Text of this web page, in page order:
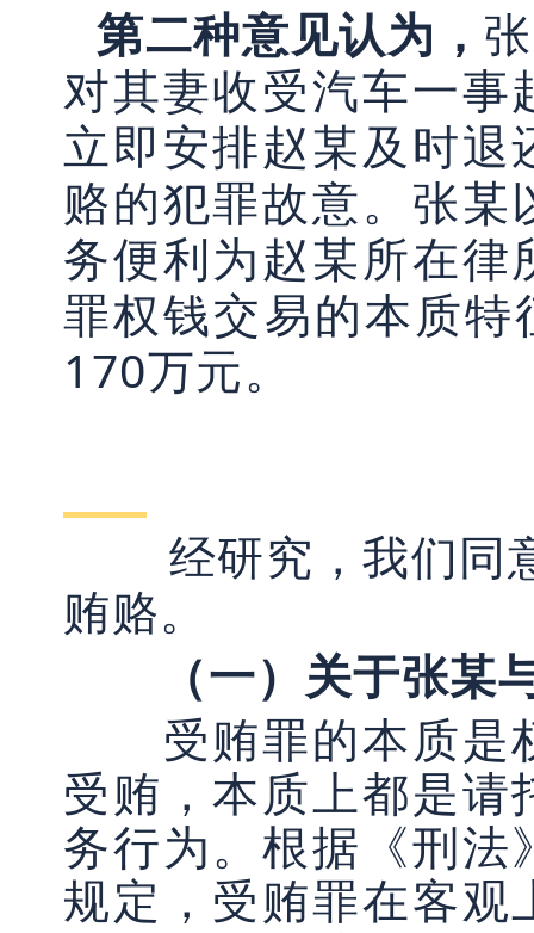
第二种意见认为，
对其妻收受汽车一
立即安排赵某及时
赂的犯罪故意。张
务便利为赵某所在
罪权钱交易的本质特
170万元。
经研究，我们同
贿赂。
（一）关于张
受贿罪的本质是
受贿，本质上都是
务行为。根据《刑
规定，受贿罪在客